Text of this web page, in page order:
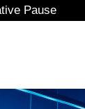
Pause